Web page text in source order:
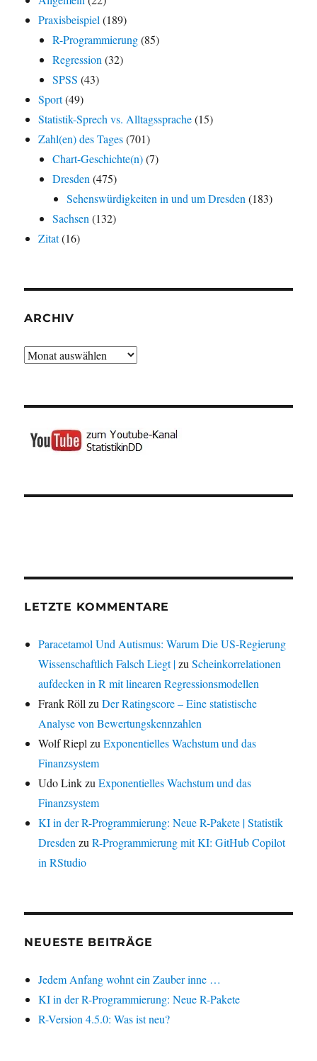
Praxisbeispiel(189)
R-Programmierung(85)
Regression(32)
SPSS (43)
Sport(49)
Statistik-Sprech vs. Alltagssprache(15)
Zahl(en) des Tages(701)
Chart-Geschichte(n)(7)
Dresden(475)
Sehenswürdigkeiten in und um Dresden(183)
Sachsen(132)
Zitat(16)
ARCHIV
Archiv
LETZTE KOMMENTARE
Paracetamol Und Autismus: Warum Die US-Regierung
Wissenschaftlich Falsch Liegt |zuScheinkorrelationen
aufdecken in R mit linearen Regressionsmodellen
Frank RöllzuDer Ratingscore – Eine statistische
Analyse von Bewertungskennzahlen
Wolf RieplzuExponentielles Wachstum und das
Finanzsystem
Udo LinkzuExponentielles Wachstum und das
Finanzsystem
KI in der R-Programmierung: Neue R-Pakete | Statistik
DresdenzuR-Programmierung mit KI: GitHub Copilot
in RStudio
NEUESTE BEITRÄGE
Jedem Anfang wohnt ein Zauber inne …
KI in der R-Programmierung: Neue R-Pakete
R-Version 4.5.0: Was ist neu?